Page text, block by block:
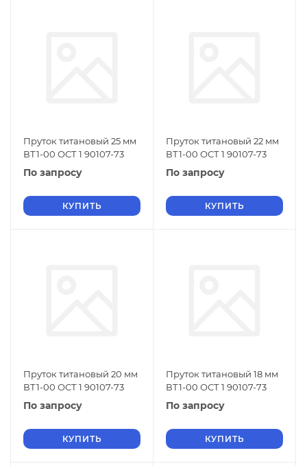
Пруток титановый 25 мм
ВТ1-00 ОСТ 1 90107-73
По запросу
КУПИТЬ
Пруток титановый 22 мм
ВТ1-00 ОСТ 1 90107-73
По запросу
КУПИТЬ
Пруток титановый 20 мм
ВТ1-00 ОСТ 1 90107-73
По запросу
КУПИТЬ
Пруток титановый 18 мм
ВТ1-00 ОСТ 1 90107-73
По запросу
КУПИТЬ